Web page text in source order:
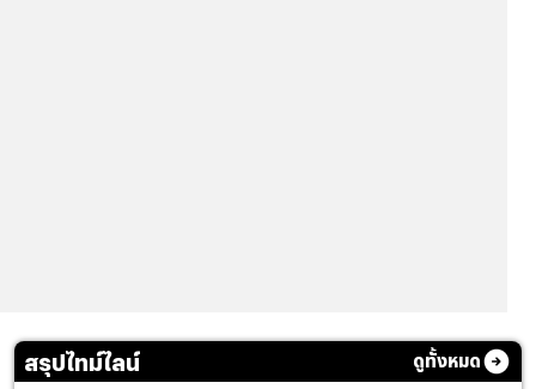
สรุปไทม์ไลน์ ดูทั้งหมด